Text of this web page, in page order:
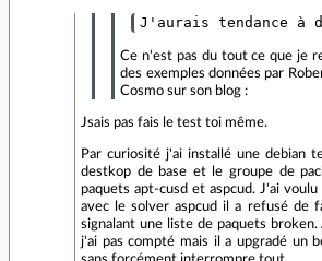
Ce n'est pas du tout ce que je
des exemples données par
Cosmo sur son blog :
Jsais pas fais le test toi même.
Par curiosité j'ai installé une debian
destkop de base et le groupe de
paquets apt-cusd et aspcud. J'ai
avec le solver aspcud il a refusé de
signalant une liste de paquets
j'ai pas compté mais il a upgradé un
sans forcément interrompre tout.